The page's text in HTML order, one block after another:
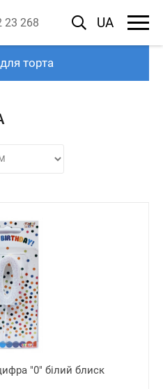
23 268 UA
торта
"0" білий блиск